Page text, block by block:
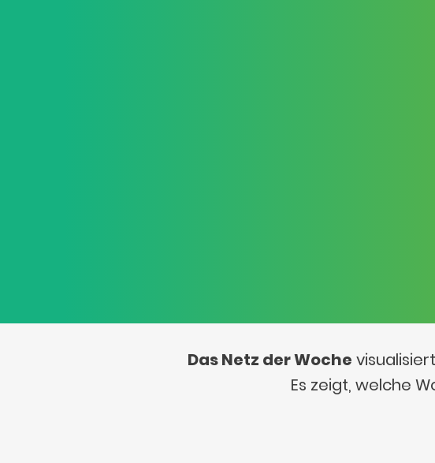
Das Netz der Woche
Es zeigt, welche